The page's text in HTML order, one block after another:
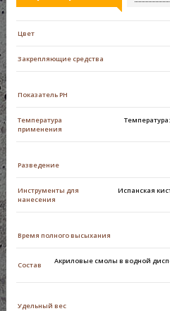
Цвет
Закрепляющие средства
Показатель PH
Температура
применения
Разведение
Инструменты для
нанесения
Испанская
Время полного высыхания
Состав
Акриловые смолы в водной
Удельный вес